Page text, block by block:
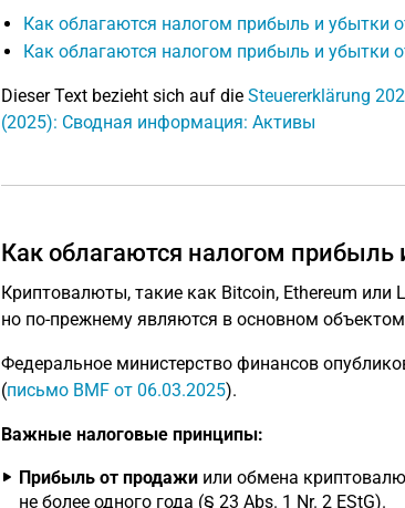
Как облагаются налогом прибыль и убытки
Как облагаются налогом прибыль и убытки
Dieser Text bezieht sich auf die Steuererklärung
(2025): Сводная информация: Активы
Как облагаются налогом
Криптовалюты, такие как Bitcoin, Ethereum или
но по-прежнему являются в основном
Федеральное министерство финансов
(письмо BMF от 06.03.2025).
Важные налоговые принципы:
Прибыль от продажиили обмена
не более одного года (§ 23 Abs. 1 Nr. 2 EStG).